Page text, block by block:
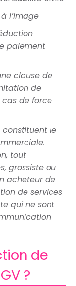
l’image
paiement
clause de
de
cas de force
constituent le
tout
grossiste ou
acheteur de
de services
qui ne sont
de
?